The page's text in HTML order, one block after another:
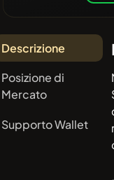
Descrizione
Posizione di
Mercato
Supporto Wallet